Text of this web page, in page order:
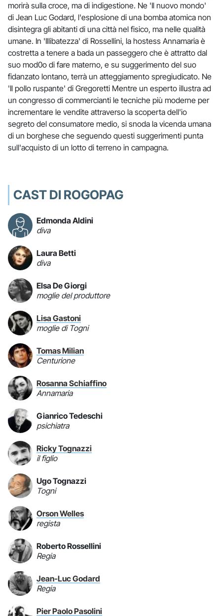
morirà sulla croce, ma di indigestione. Ne 'Il nuovo mondo'
di Jean Luc Godard, l'esplosione di una bomba atomica non
disintegra gli abitanti di una città nel fisico, ma nelle qualità
umane. In 'Illibatezza' di Rossellini, la hostess Annamaria è
costretta a tenere a bada un passeggero che è attratto dal
suo mod0o di fare materno, e su suggerimento del suo
fidanzato lontano, terrà un atteggiamento spregiudicato. Ne
'Il pollo ruspante' di Gregoretti Mentre un esperto illustra ad
un congresso di commercianti le tecniche più moderne per
incrementare le vendite attraverso la scoperta dell'io
segreto del consumatore medio, si snoda la vicenda umana
di un borghese che seguendo questi suggerimenti punta
sull'acquisto di un lotto di terreno in campagna.
CAST DI ROGOPAG
Edmonda Aldini
diva
Laura Betti
diva
Elsa De Giorgi
moglie del produttore
Lisa Gastoni
moglie di Togni
Tomas Milian
Centurione
Rosanna Schiaffino
Annamaria
Gianrico Tedeschi
psichiatra
Ricky Tognazzi
il figlio
Ugo Tognazzi
Togni
Orson Welles
regista
Roberto Rossellini
Regia
Jean-Luc Godard
Regia
Pier Paolo Pasolini